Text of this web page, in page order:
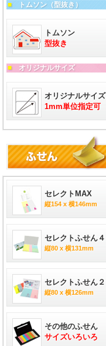
■トムソン（型抜き）
トムソン
型抜き
■オリジナルサイズ
オリジナルサイズ
1mm単位指定可
セレクトMAX
縦154 x 横146mm
セレクトふせん４
縦80 x 横131mm
セレクトふせん２
縦80 x 横126mm
その他のふせん
サイズいろいろ